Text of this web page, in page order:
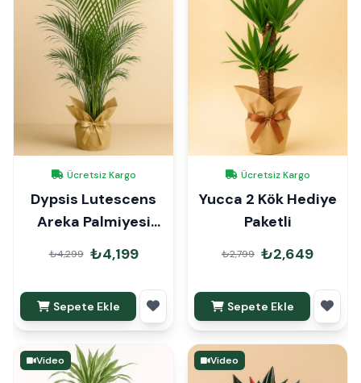
Ücretsiz Kargo
Dypsis Lutescens
Areka Palmiyesi
110cm Hediye
₺4,299 ₺4,199
Sepete Ekle
Ücretsiz Kargo
Yucca 2 Kök Hediye
Paketli
₺2,799 ₺2,649
Sepete Ekle
Video Video